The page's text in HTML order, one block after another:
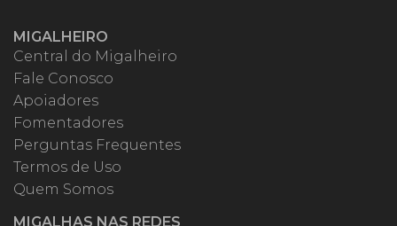
MIGALHEIRO
Central do Migalheiro
Fale Conosco
Apoiadores
Fomentadores
Perguntas Frequentes
Termos de Uso
Quem Somos
MIGALHAS NAS REDES